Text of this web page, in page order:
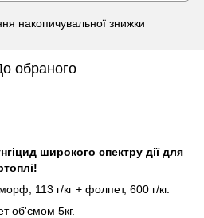
накопичувальної знижки
обраного
широкого спектру дії для
113 г/кг + фолпет, 600 г/кг.
об'ємом 5кг.